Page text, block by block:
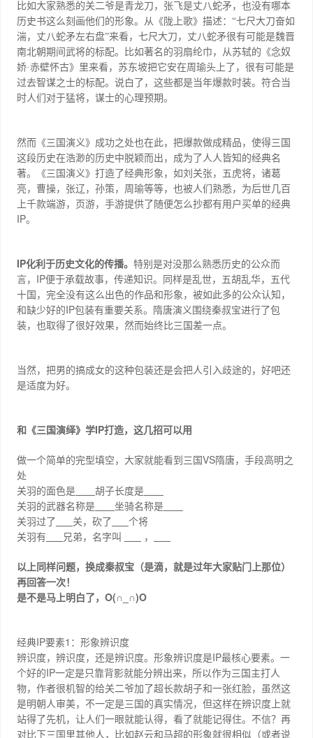
比如大家熟悉的关二爷是青龙刀，张飞是丈八蛇矛，也没有哪本
历史书这么刻画他们的形象。从《陇上歌》描述：“七尺大刀奋如
湍，丈八蛇矛左右盘”来看，七尺大刀，丈八蛇矛很有可能是魏晋
南北朝期间武将的标配。比如著名的羽扇纶巾，从苏轼的《念奴
娇·赤壁怀古》里来看，苏东坡把它安在周瑜头上了，很有可能是
过去智谋之士的标配。说白了，这些都是当年爆款时装。符合当
时人们对于猛将，谋士的心理预期。
然而《三国演义》成功之处也在此，把爆款做成精品，使得三国
这段历史在浩渺的历史中脱颖而出，成为了人人皆知的经典名
著。《三国演义》打造了经典形象，如刘关张，五虎将，诸葛
亮，曹操，张辽，孙策，周瑜等等，也被人们熟悉，为后世几百
上千款端游，页游，手游提供了随便怎么抄都有用户买单的经典
IP。
IP化利于历史文化的传播。 特别是对没那么熟悉历史的公众而
言， IP便于承载故事，传递知识。同样是乱世，五胡乱华，五代
十国，完全没有这么出色的作品和形象，被如此多的公众认知，
和缺少好的IP包装有重要关系。隋唐演义围绕秦叔宝进行了包
装，也取得了很好效果，然而始终比三国差一点。
当然，把男的搞成女的这种包装还是会把人引入歧途的，好吧还
是适度为好。
和《三国演绎》学IP打造，这几招可以用
做一个简单的完型填空，大家就能看到三国 VS隋唐，手段高明之
处
关羽的面色是
胡子长度是
关羽的武器名称是
坐骑名称是
关羽过了
关，砍了
个将
关羽有
兄弟，名字叫 ，
以上同样问题，换成秦叔宝（是滴，就是过年大家贴门上那位）
再回答一次！
是不是马上明白了， O( ∩ ∩)O
经典IP要素1 ：形象辨识度
辨识度，辨识度，还是辨识度。形象辨识度是IP最核心要素。一
个好的IP一定是只靠背影就能分辨出来，所以作为三国主打人
物，作者很机智的给关二爷加了超长款胡子和一张红脸，虽然这
是明朝人审美，不一定是三国的真实情况，但这样在辨识度上就
站得了先机，让人们一眼就能认得，看了就能记得住。不信？再
对比下三国里其他人，比如赵云和马超的形象就很相似（或者说